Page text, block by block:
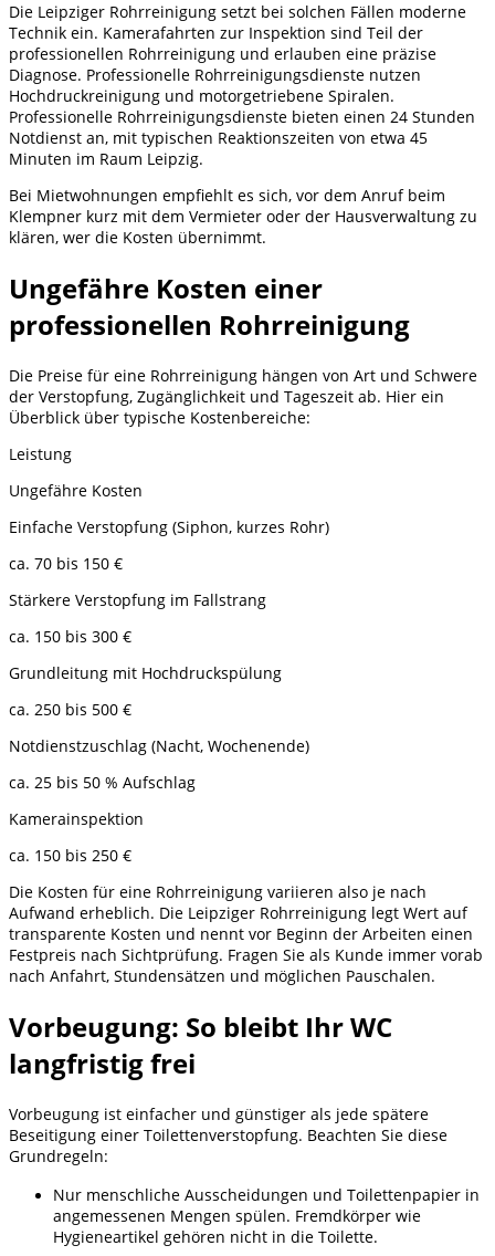
Die Leipziger Rohrreinigung setzt bei solchen Fällen moderne
Technik ein. Kamerafahrten zur Inspektion sind Teil der
professionellen Rohrreinigung und erlauben eine präzise
Diagnose. Professionelle Rohrreinigungsdienste nutzen
Hochdruckreinigung und motorgetriebene Spiralen.
Professionelle Rohrreinigungsdienste bieten einen 24 Stunden
Notdienst an, mit typischen Reaktionszeiten von etwa 45
Minuten im Raum Leipzig.
Bei Mietwohnungen empfiehlt es sich, vor dem Anruf beim
Klempner kurz mit dem Vermieter oder der Hausverwaltung zu
klären, wer die Kosten übernimmt.
Ungefähre Kosten einer
professionellen Rohrreinigung
Die Preise für eine Rohrreinigung hängen von Art und Schwere
der Verstopfung, Zugänglichkeit und Tageszeit ab. Hier ein
Überblick über typische Kostenbereiche:
Leistung
Ungefähre Kosten
Einfache Verstopfung (Siphon, kurzes Rohr)
ca. 70 bis 150 €
Stärkere Verstopfung im Fallstrang
ca. 150 bis 300 €
Grundleitung mit Hochdruckspülung
ca. 250 bis 500 €
Notdienstzuschlag (Nacht, Wochenende)
ca. 25 bis 50 % Aufschlag
Kamerainspektion
ca. 150 bis 250 €
Die Kosten für eine Rohrreinigung variieren also je nach
Aufwand erheblich. Die Leipziger Rohrreinigung legt Wert auf
transparente Kosten und nennt vor Beginn der Arbeiten einen
Festpreis nach Sichtprüfung. Fragen Sie als Kunde immer vorab
nach Anfahrt, Stundensätzen und möglichen Pauschalen.
Vorbeugung: So bleibt Ihr WC
langfristig frei
Vorbeugung ist einfacher und günstiger als jede spätere
Beseitigung einer Toilettenverstopfung. Beachten Sie diese
Grundregeln:
Nur menschliche Ausscheidungen und Toilettenpapier in
angemessenen Mengen spülen. Fremdkörper wie
Hygieneartikel gehören nicht in die Toilette.